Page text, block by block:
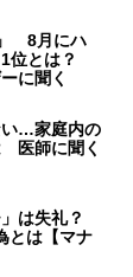
8月にハ
1位とは？
に聞く
い…家庭内の
医師に聞く
」は失礼？
とは【マナ